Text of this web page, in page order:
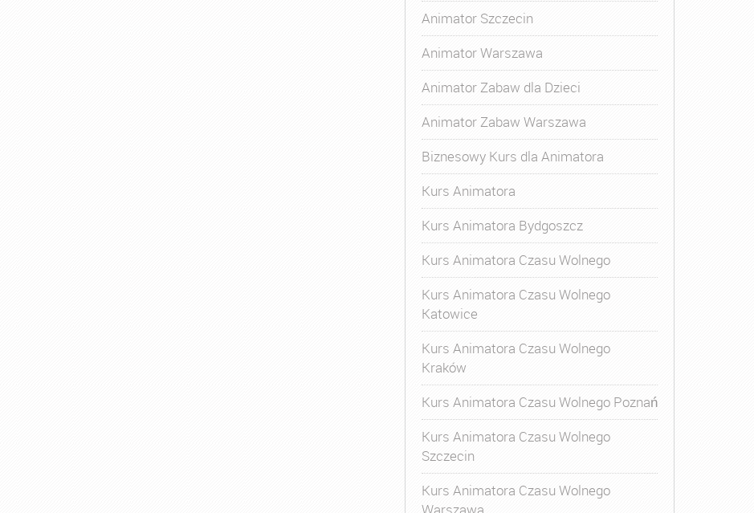
Animator Szczecin
Animator Warszawa
Animator Zabaw dla Dzieci
Animator Zabaw Warszawa
Biznesowy Kurs dla Animatora
Kurs Animatora
Kurs Animatora Bydgoszcz
Kurs Animatora Czasu Wolnego
Kurs Animatora Czasu Wolnego
Katowice
Kurs Animatora Czasu Wolnego
Kraków
Kurs Animatora Czasu Wolnego Poznań
Kurs Animatora Czasu Wolnego
Szczecin
Kurs Animatora Czasu Wolnego